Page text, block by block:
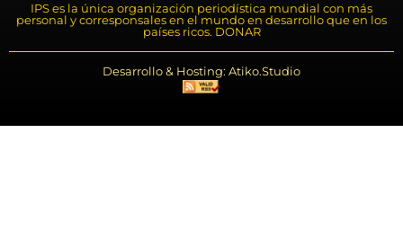
IPS es la única organización periodística mundial con más
personal y corresponsales en el mundo en desarrollo que en los
países ricos. DONAR
Desarrollo & Hosting: Atiko.Studio